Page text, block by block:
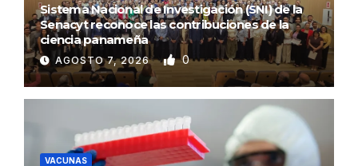
Sistema Nacional de Investigación (SNI) de la
Senacyt reconoce las contribuciones de la
ciencia panameña
AGOSTO 7, 2026 0
VACUNAS